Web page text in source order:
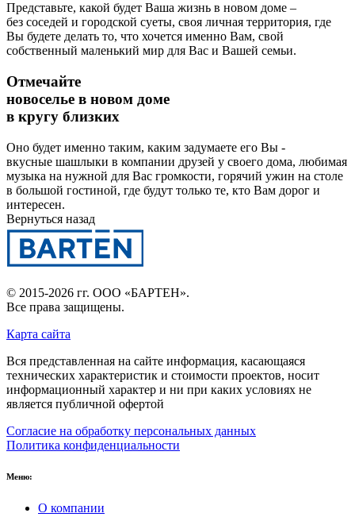
Представьте, какой будет Ваша жизнь в новом доме –
без соседей и городской суеты, своя личная территория, где
Вы будете делать то, что хочется именно Вам, свой
собственный маленький мир для Вас и Вашей семьи.
Отмечайте
новоселье в новом доме
в кругу близких
Оно будет именно таким, каким задумаете его Вы -
вкусные шашлыки в компании друзей у своего дома, любимая
музыка на нужной для Вас громкости, горячий ужин на столе
в большой гостиной, где будут только те, кто Вам дорог и
интересен.
Вернуться назад
© 2015-2026 гг. ООО «БАРТЕН».
Все права защищены.
Карта сайта
Вся представленная на сайте информация, касающаяся
технических характеристик и стоимости проектов, носит
информационный характер и ни при каких условиях не
является публичной офертой
Согласие на обработку персональных данных
Политика конфиденциальности
Меню:
О компании